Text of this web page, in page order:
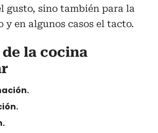
gusto, sino también para la
en algunos casos el tacto.
la cocina